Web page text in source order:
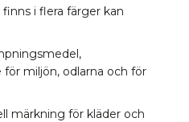
i flera färger kan
miljön, odlarna och för
märkning för kläder och